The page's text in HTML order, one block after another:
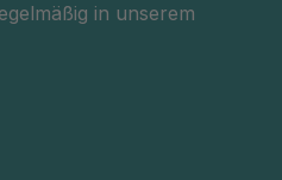
in unserem